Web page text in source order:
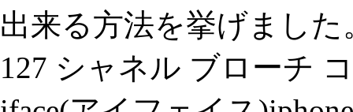
出来る方法を挙げまし
127 シャネル ブローチ